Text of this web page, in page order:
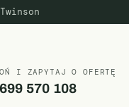
I ZAPYTAJ O OFERTĘ
570 108